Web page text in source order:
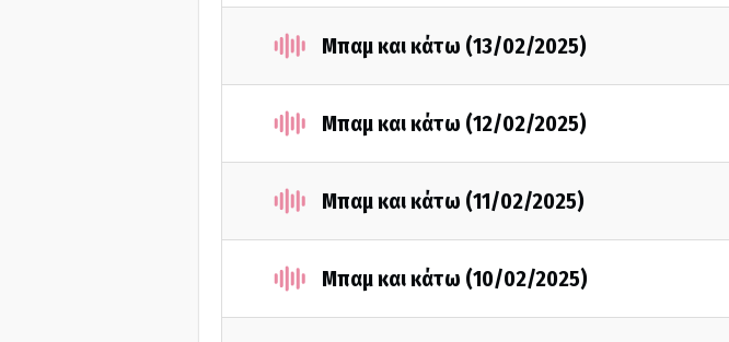
Μπαμ και κάτω (13/02/2025)
Μπαμ και κάτω (12/02/2025)
Μπαμ και κάτω (11/02/2025)
Μπαμ και κάτω (10/02/2025)